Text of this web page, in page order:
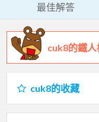
最佳解答
cuk8的鐵人
cuk8的收藏